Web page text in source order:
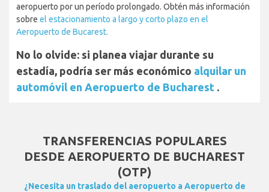
aeropuerto por un período prolongado. Obtén más información
sobre el estacionamiento a largo y corto plazo en el
Aeropuerto de Bucarest.
No lo olvide: si planea viajar durante su
estadía, podría ser más económico alquilar un
automóvil en Aeropuerto de Bucharest .
TRANSFERENCIAS POPULARES
DESDE AEROPUERTO DE BUCHAREST
(OTP)
¿Necesita un traslado del aeropuerto a Aeropuerto de